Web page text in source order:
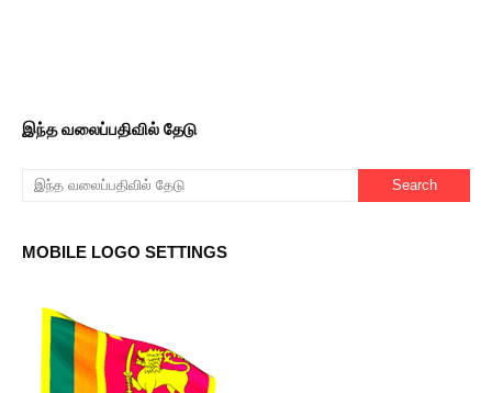
இந்த வலைப்பதிவில் தேடு
MOBILE LOGO SETTINGS